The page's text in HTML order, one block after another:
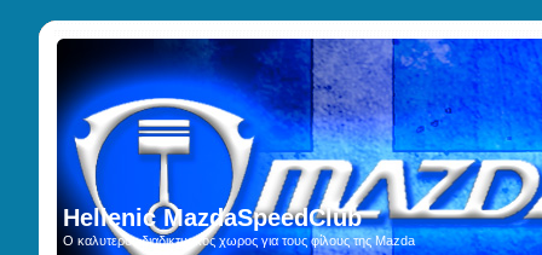
Hellenic MazdaSpeedClub
Ο καλυτερος διαδικτυακος χωρος για τους φίλους της Mazda